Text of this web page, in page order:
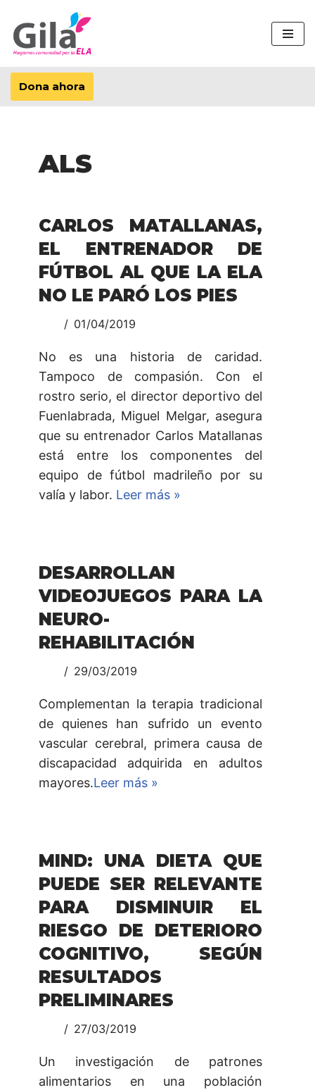
Saltar
al
contenido
Dona ahora
ALS
CARLOS MATALLANAS,
EL ENTRENADOR DE
FÚTBOL AL QUE LA ELA
NO LE PARÓ LOS PIES
01/04/2019
No es una historia de caridad.
Tampoco de compasión. Con el
rostro serio, el director deportivo del
Fuenlabrada, Miguel Melgar, asegura
que su entrenador Carlos Matallanas
está entre los componentes del
equipo de fútbol madrileño por su
valía y labor. Leer más »
DESARROLLAN
VIDEOJUEGOS PARA LA
NEURO-
REHABILITACIÓN
29/03/2019
Complementan la terapia tradicional
de quienes han sufrido un evento
vascular cerebral, primera causa de
discapacidad adquirida en adultos
mayores.Leer más »
MIND: UNA DIETA QUE
PUEDE SER RELEVANTE
PARA DISMINUIR EL
RIESGO DE DETERIORO
COGNITIVO, SEGÚN
RESULTADOS
PRELIMINARES
27/03/2019
Un investigación de patrones
alimentarios en una población